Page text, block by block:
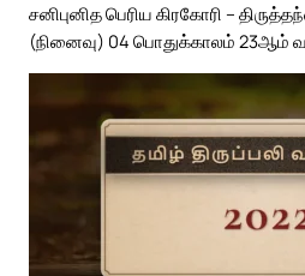
சனிபுனித பெரிய கிரகோரி –
(நினைவு) 04 பொதுக்காலம் 23ஆம்